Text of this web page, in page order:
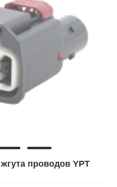
проводов YPT